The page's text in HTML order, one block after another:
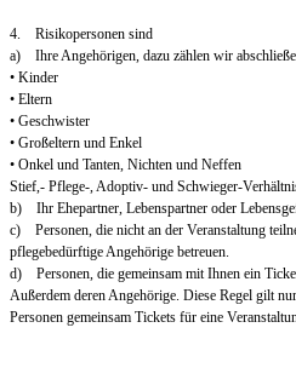
4. Risikopersonen sind
a) Ihre Angehörigen, dazu zählen wir
• Kinder
• Eltern
• Geschwister
• Großeltern und Enkel
• Onkel und Tanten, Nichten und Neffen
Stief,- Pflege-, Adoptiv- und Schwieger-
b) Ihr Ehepartner, Lebenspartner oder
c) Personen, die nicht an der Veranstaltung
pflegebedürftige Angehörige betreuen.
d) Personen, die gemeinsam mit Ihnen ein
Außerdem deren Angehörige. Diese Regel gilt
Personen gemeinsam Tickets für eine